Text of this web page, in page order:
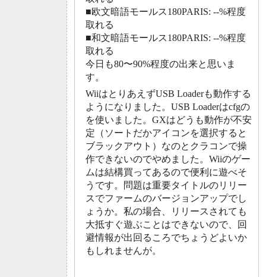
■欧文暗語モールス180PARIS: --%程度
取れる
■和文暗語モールス180PARIS: --%程度
取れる
今日も80〜90%程度の出来と思いま
す。
WiiはとりあえずUSB Loaderも動作する
ようになりました。USB Loaderはcfgの
を使いました。GXはどうも動作が不安
定（ソートだかアイコンを選択すると
ブラックアウト）なのとクラコンで操
作できないのでやめました。Wiiのゲー
ムは結構買ってあるので便利に遊べそ
うです。問題は重要タイトルのリリー
スでファームのバージョンアップでし
ょうか。私の場合、リリースされても
大抵すぐ遊ぶことはできないので、回
避情報が出回るころでちょうどよいか
もしれませんが。